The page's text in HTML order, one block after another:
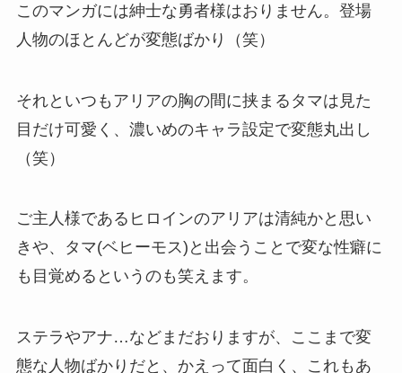
このマンガには紳士な勇者様はおりません。登場
人物のほとんどが変態ばかり（笑）
それといつもアリアの胸の間に挟まるタマは見た
目だけ可愛く、濃いめのキャラ設定で変態丸出し
（笑）
ご主人様であるヒロインのアリアは清純かと思い
きや、タマ(ベヒーモス)と出会うことで変な性癖に
も目覚めるというのも笑えます。
ステラやアナ…などまだおりますが、ここまで変
態な人物ばかりだと、かえって面白く、これもあ